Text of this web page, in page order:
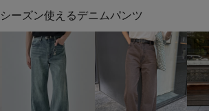
ーズン使えるデニムパンツ